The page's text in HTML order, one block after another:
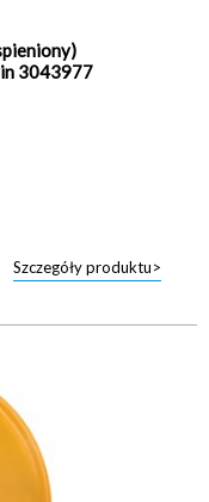
3043977
Szczegóły produktu>